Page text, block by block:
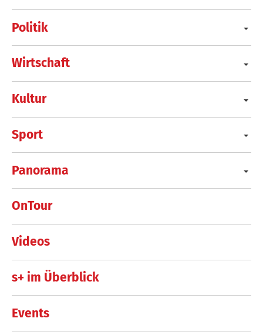
Politik
Wirtschaft
Kultur
Sport
Panorama
OnTour
Videos
s+ im Überblick
Events